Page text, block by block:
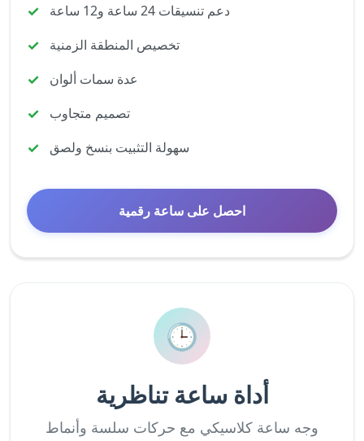
دعم تنسيقات 24 ساعة و12 ساعة
تخصيص المنطقة الزمنية
عدة سمات ألوان
تصميم متجاوب
سهولة التثبيت بنسخ ولصق
احصل على ساعة رقمية
🕒
أداة ساعة تناظرية
وجه ساعة كلاسيكي مع حركات سلسة وأنماط